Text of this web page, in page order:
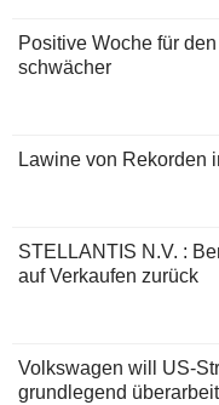
Positive Woche für
schwächer
Lawine von Rekorden
STELLANTIS N.V. :
auf Verkaufen zurück
Volkswagen will US-
grundlegend